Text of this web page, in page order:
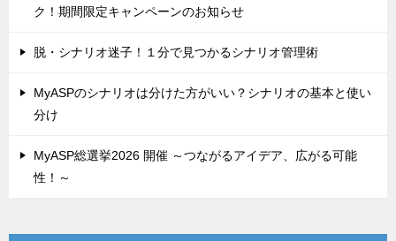
ク！期間限定キャンペーンのお知らせ
脱・シナリオ迷子！１分で見つかるシナリオ管理術
MyASPのシナリオは分けた方がいい？シナリオの基本と使い
分け
MyASP総選挙2026 開催 ～つながるアイデア、広がる可能
性！～